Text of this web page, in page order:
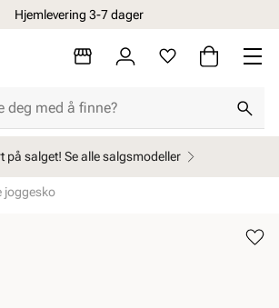
Hjemlevering 3-7 dager
på salget! Se alle salgsmodeller
joggesko